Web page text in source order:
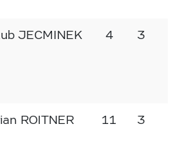
JECMINEK 4 3
ROITNER 11 3